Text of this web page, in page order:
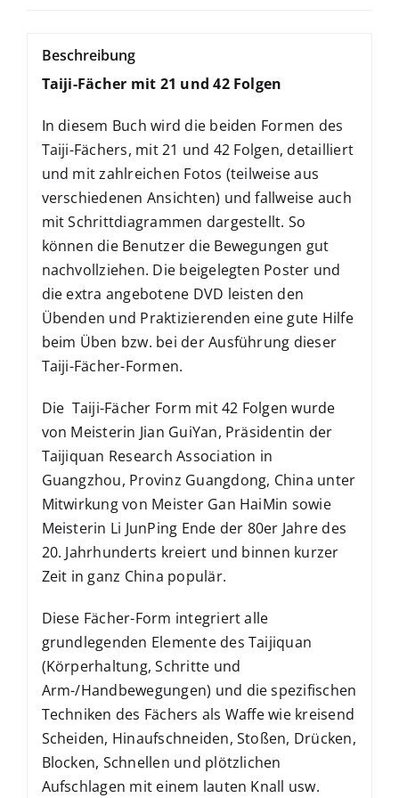
Beschreibung
Taiji-Fächer mit 21 und 42 Folgen
In diesem Buch wird die beiden Formen des
Taiji-Fächers, mit 21 und 42 Folgen, detailliert
und mit zahlreichen Fotos (teilweise aus
verschiedenen Ansichten) und fallweise auch
mit Schrittdiagrammen dargestellt. So
können die Benutzer die Bewegungen gut
nachvollziehen. Die beigelegten Poster und
die extra angebotene DVD leisten den
Übenden und Praktizierenden eine gute Hilfe
beim Üben bzw. bei der Ausführung dieser
Taiji-Fächer-Formen.
Die Taiji-Fächer Form mit 42 Folgen wurde
von Meisterin Jian GuiYan, Präsidentin der
Taijiquan Research Association in
Guangzhou, Provinz Guangdong, China unter
Mitwirkung von Meister Gan HaiMin sowie
Meisterin Li JunPing Ende der 80er Jahre des
20. Jahrhunderts kreiert und binnen kurzer
Zeit in ganz China populär.
Diese Fächer-Form integriert alle
grundlegenden Elemente des Taijiquan
(Körperhaltung, Schritte und
Arm-/Handbewegungen) und die spezifischen
Techniken des Fächers als Waffe wie kreisend
Scheiden, Hinaufschneiden, Stoßen, Drücken,
Blocken, Schnellen und plötzlichen
Aufschlagen mit einem lauten Knall usw.